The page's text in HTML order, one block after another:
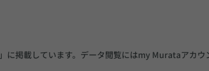
」に掲載しています。データ閲覧にはmy Murataアカ